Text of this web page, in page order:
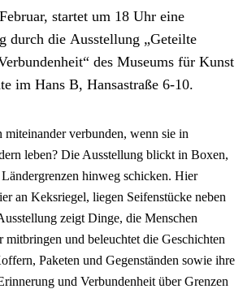
startet um 18 Uhr eine
durch die Ausstellung „Geteilte
des Museums für Kunst
im Hans B, Hansastraße 6-10.
miteinander verbunden, wenn sie in
leben? Die Ausstellung blickt in Boxen,
hinweg schicken. Hier
an Keksriegel, liegen Seifenstücke neben
zeigt Dinge, die Menschen
mitbringen und beleuchtet die Geschichten
Paketen und Gegenständen sowie ihre
und Verbundenheit über Grenzen